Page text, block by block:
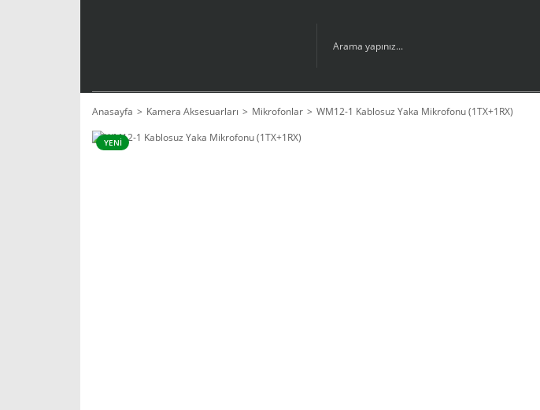
Anasayfa Kamera Aksesuarları Mikrofonlar WM12-1 Kablosuz Yaka Mikrofonu (1TX+1RX)
YENİ